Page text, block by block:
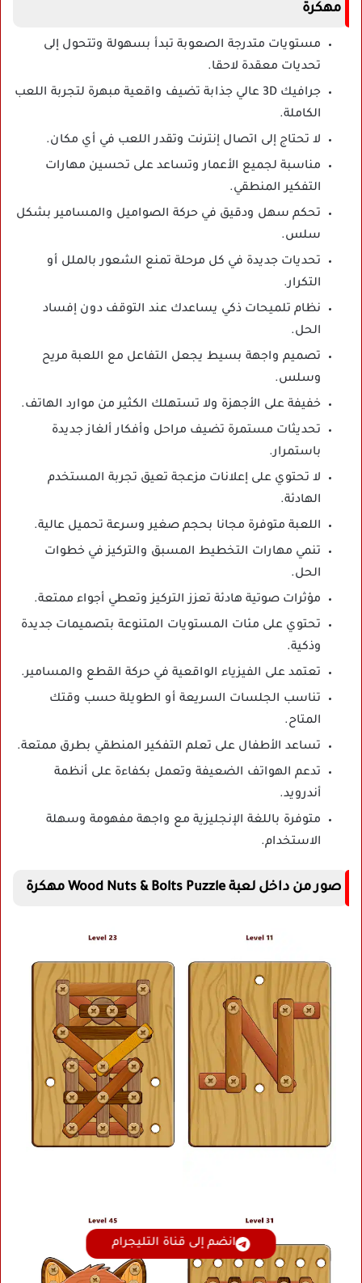
مهكرة
مستويات متدرجة الصعوبة تبدأ بسهولة وتتحول إلى
تحديات معقدة لاحقا.
جرافيك 3D عالي جذابة تضيف واقعية مبهرة لتجربة اللعب
الكاملة.
لا تحتاج إلى اتصال إنترنت وتقدر اللعب في أي مكان.
مناسبة لجميع الأعمار وتساعد على تحسين مهارات
التفكير المنطقي.
تحكم سهل ودقيق في حركة الصواميل والمسامير بشكل
سلس.
تحديات جديدة في كل مرحلة تمنع الشعور بالملل أو
التكرار.
نظام تلميحات ذكي يساعدك عند التوقف دون إفساد
الحل.
تصميم واجهة بسيط يجعل التفاعل مع اللعبة مريح
وسلس.
خفيفة على الأجهزة ولا تستهلك الكثير من موارد الهاتف.
تحديثات مستمرة تضيف مراحل وأفكار ألغاز جديدة
باستمرار.
لا تحتوي على إعلانات مزعجة تعيق تجربة المستخدم
الهادئة.
اللعبة متوفرة مجانا بحجم صغير وسرعة تحميل عالية.
تنمي مهارات التخطيط المسبق والتركيز في خطوات
الحل.
مؤثرات صوتية هادئة تعزز التركيز وتعطي أجواء ممتعة.
تحتوي على مئات المستويات المتنوعة بتصميمات جديدة
وذكية.
تعتمد على الفيزياء الواقعية في حركة القطع والمسامير.
تناسب الجلسات السريعة أو الطويلة حسب وقتك
المتاح.
تساعد الأطفال على تعلم التفكير المنطقي بطرق ممتعة.
تدعم الهواتف الضعيفة وتعمل بكفاءة على أنظمة
أندرويد.
متوفرة باللغة الإنجليزية مع واجهة مفهومة وسهلة
الاستخدام.
صور من داخل لعبة Wood Nuts & Bolts Puzzle مهكرة
انضم إلى قناة التليجرام